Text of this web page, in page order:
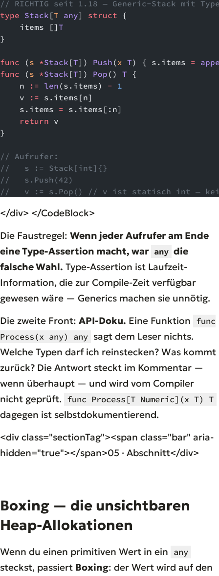
// RICHTIG seit 1.18 — Generic-Stack mit
type Stack [T any] struct {
    items []
T
}
func (s *Stack [T]) Push (x T) { s.items =
func (s *Stack [T]) Pop () T {
    n
:= len (s.items) - 1
    v
:= s.items[n]
    s.items
= s.items[:n]
    return
v
}
// Aufrufer:
//   s := Stack[int]{}
//   s.Push(42)
//   v := s.Pop() // v ist statisch int —
</div> </CodeBlock>
Die Faustregel: Wenn jeder Aufrufer am Ende
eine Type-Assertion macht, war any die
falsche Wahl. Type-Assertion ist Laufzeit-
Information, die zur Compile-Zeit verfügbar
gewesen wäre — Generics machen sie unnötig.
Die zweite Front: API-Doku. Eine Funktion func
Process(x any) any sagt dem Leser nichts.
Welche Typen darf ich reinstecken? Was kommt
zurück? Die Antwort steckt im Kommentar —
wenn überhaupt — und wird vom Compiler
nicht geprüft. func Process[T Numeric](x T) T
dagegen ist selbstdokumentierend.
<div class="sectionTag"><span class="bar" aria-
hidden="true"></span>05 · Abschnitt</div>
Boxing — die unsichtbaren
Heap-Allokationen
Wenn du einen primitiven Wert in ein any
steckst, passiert Boxing: der Wert wird auf den